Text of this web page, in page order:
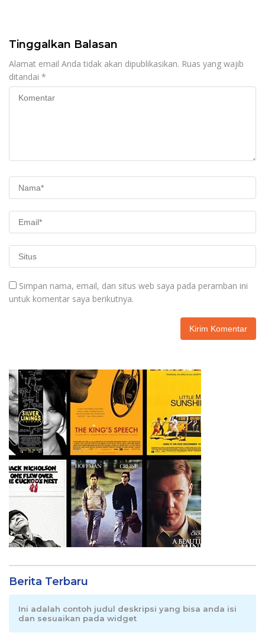
Tinggalkan Balasan
Alamat email Anda tidak akan dipublikasikan. Ruas yang wajib
ditandai *
Simpan nama, email, dan situs web saya pada peramban ini
untuk komentar saya berikutnya.
Berita Terbaru
Ini adalah contoh judul deskripsi yang bisa anda isi
dan sesuaikan pada widget